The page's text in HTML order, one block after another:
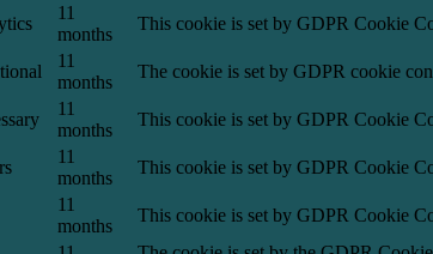
11
months
This cookie is set by GDPR Cookie
11
months
The cookie is set by GDPR cookie
11
months
This cookie is set by GDPR Cookie
11
months
This cookie is set by GDPR Cookie
11
months
This cookie is set by GDPR Cookie